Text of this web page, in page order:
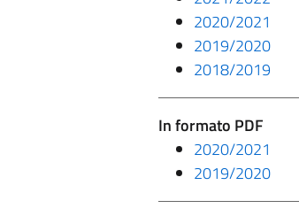
2020/2021
2019/2020
2018/2019
In formato PDF
2020/2021
2019/2020